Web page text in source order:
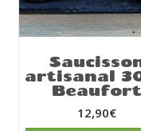
artisanal
Beaufort
12,90€